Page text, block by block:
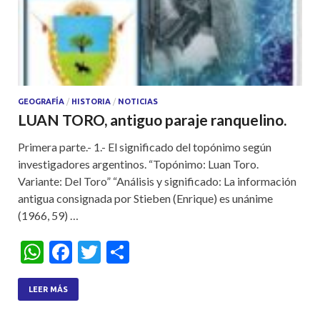
GEOGRAFÍA / HISTORIA / NOTICIAS
LUAN TORO, antiguo paraje ranquelino.
Primera parte.- 1.- El significado del topónimo según
investigadores argentinos. “Topónimo: Luan Toro.
Variante: Del Toro” “Análisis y significado: La información
antigua consignada por Stieben (Enrique) es unánime
(1966, 59) …
W
h
at
F
ac
e
T
LEER MÁS